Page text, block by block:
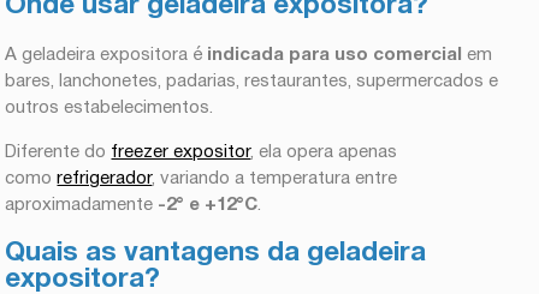
Onde usar geladeira expositora?
A geladeira expositora é indicada para uso comercial
em
bares, lanchonetes, padarias, restaurantes, supermercados e
outros estabelecimentos.
Diferente do freezer expositor, ela opera apenas
comorefrigerador, variando a temperatura entre
aproximadamente -2° e +12°C
Quais as vantagens da geladeira
expositora?